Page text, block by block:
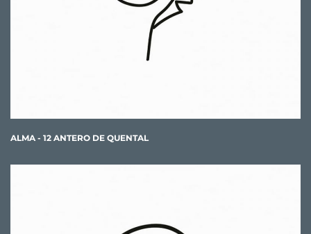
ALMA - 12 ANTERO DE QUENTAL